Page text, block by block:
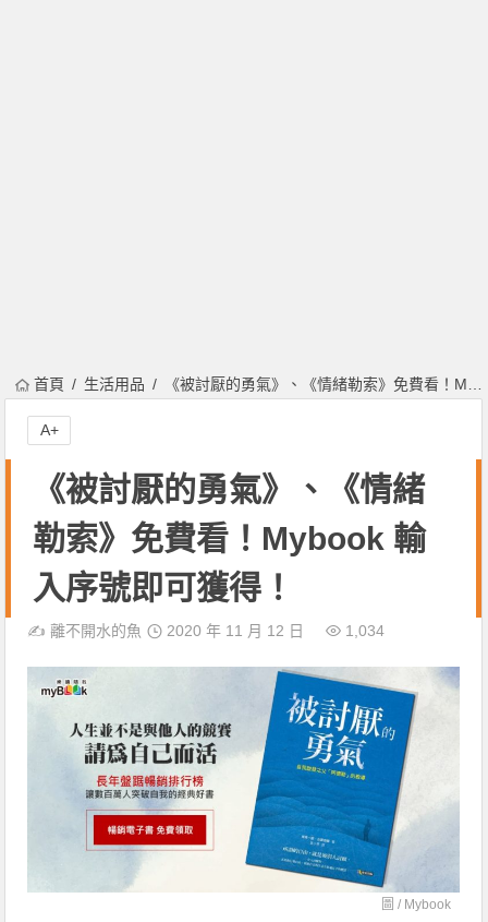
首頁 生活用品 《被討厭的勇氣》、《情緒勒索》免費看！Mybook 輸入序號即可獲得！
《被討厭的勇氣》、《情緒
勒索》免費看！Mybook 輸
入序號即可獲得！
✍️離不開水的魚 2020 年 11 月 12 日 1,034
圖 / Mybook
A+